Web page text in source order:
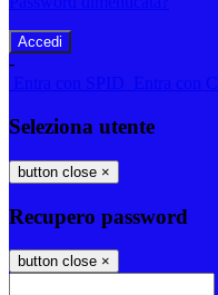
-
Seleziona utente
button close ×
Recupero password
button close ×